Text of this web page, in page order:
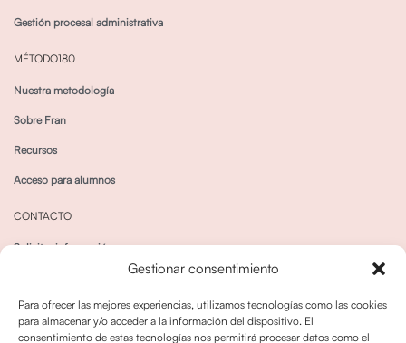
Gestionar consentimiento
Para ofrecer las mejores experiencias, utilizamos tecnologías como las cookies
para almacenar y/o acceder a la información del dispositivo. El
consentimiento de estas tecnologías nos permitirá procesar datos como el
Gestión procesal administrativa
MÉTODO180
Nuestra metodología
Sobre Fran
Recursos
Acceso para alumnos
CONTACTO
Solicitar información